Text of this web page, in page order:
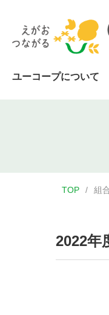
ユーコープについて
TOP 組
2022